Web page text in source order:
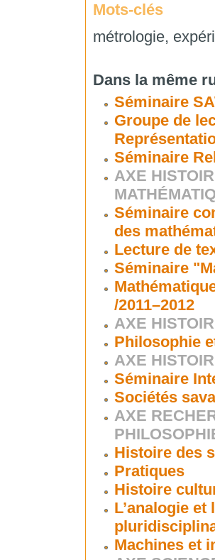
Mots-clés
métrologie,
Dans la même
Séminaire
Groupe de
Séminaire
AXE
Séminaire
des
Lecture de
Séminaire
/2011–2012
AXE
Philosophie
AXE
Séminaire
Sociétés
AXE
Histoire des
Pratiques
Histoire
L’analogie
Machines et